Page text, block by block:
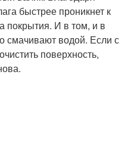
быстрее проникнет к
покрытия. И в том, и в
смачивают водой. Если с
поверхность,